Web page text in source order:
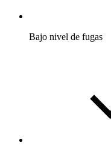
Bajo nivel de fugas